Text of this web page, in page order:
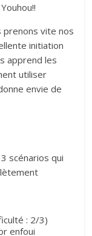
prenons vite nos
initiation
apprend les
utiliser
envie de
scénarios qui
: 2/3)
enfoui